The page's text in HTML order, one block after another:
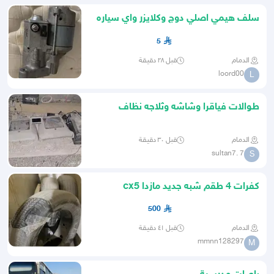
سلف هيمي اصلي دوج وكلايزر واي سياره
5
الدمام قبل ٢٨ دقيقة
L
loord00
طوالات فياقرا وشاشه وثلاجه نظاف
الدمام قبل ٣٠ دقيقة
S
sultan7. 7
كفرات 4 طقم شبه جديد مازدا cx5
500
الدمام قبل ٤١ دقيقة
M
mmnn128297